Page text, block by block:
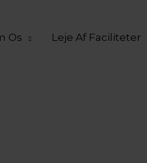
Os Leje Af Faciliteter